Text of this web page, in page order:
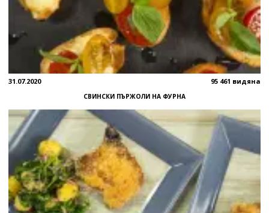
31.07.2020 95 461 видяна
СВИНСКИ ПЪРЖОЛИ НА ФУРНА